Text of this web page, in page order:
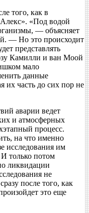
того, как в
«Под водой
— объясняет
— Но это происходит
представлять
Камилли и ван Моой
мало
данные
их часть до сих пор не
аварии ведет
и атмосферных
процесс.
на что именно
исследования им
только потом
ликвидации
не
после того, как
это еще